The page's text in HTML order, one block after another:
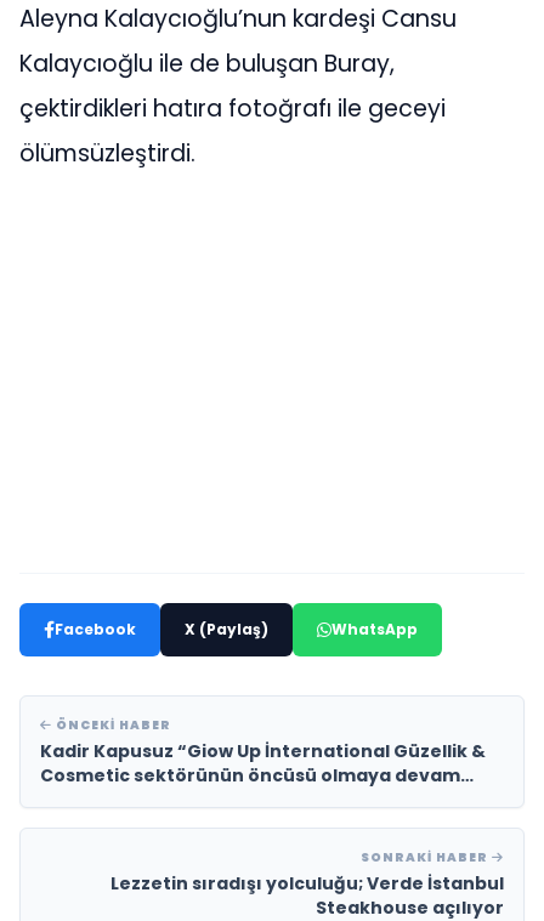
Aleyna Kalaycıoğlu’nun kardeşi Cansu
Kalaycıoğlu ile de buluşan Buray,
çektirdikleri hatıra fotoğrafı ile geceyi
ölümsüzleştirdi.
Facebook X (Paylaş) WhatsApp
ÖNCEKI HABER
Kadir Kapusuz “Giow Up İnternational Güzellik &
Cosmetic sektörünün öncüsü olmaya devam
SONRAKI HABER
Lezzetin sıradışı yolculuğu; Verde İstanbul
Steakhouse açılıyor